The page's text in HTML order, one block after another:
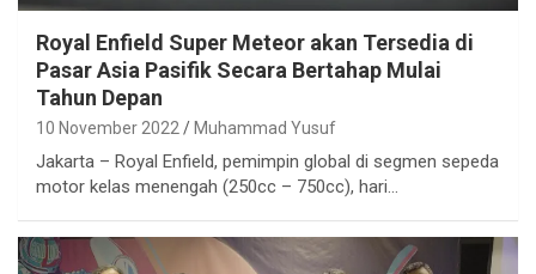
Royal Enfield Super Meteor akan Tersedia di
Pasar Asia Pasifik Secara Bertahap Mulai
Tahun Depan
10 November 2022 Muhammad Yusuf
Jakarta – Royal Enfield, pemimpin global di segmen sepeda
motor kelas menengah (250cc – 750cc), hari…